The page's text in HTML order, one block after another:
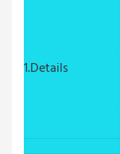
1.Details